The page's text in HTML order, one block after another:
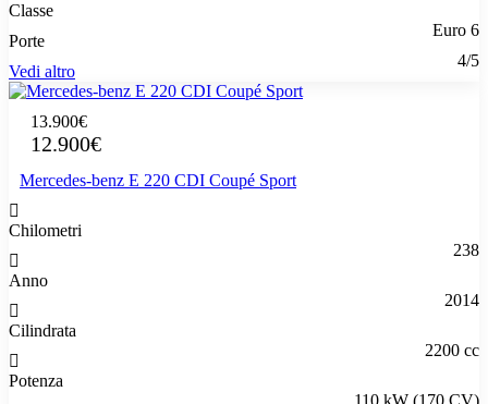
Classe
Euro 6
Porte
4/5
Vedi altro
13.900€
12.900€
Mercedes-benz E 220 CDI Coupé Sport
Chilometri
238
Anno
2014
Cilindrata
2200 cc
Potenza
110 kW (170 CV)